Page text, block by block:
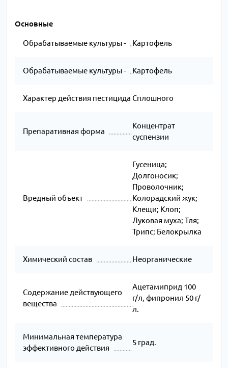
Основные
Обрабатываемые культуры - Картофель
Обрабатываемые культуры - Картофель
Характер действия пестицида Сплошного
Препаративная форма
Концентрат
суспензии
Вредный объект
Гусеница;
Долгоносик;
Проволочник;
Колорадский жук;
Клещи; Клоп;
Луковая муха; Тля;
Трипс; Белокрылка
Химический состав Неорганические
Содержание действующего
вещества
Ацетамиприд 100
г/л, фипронил 50 г/
л.
Минимальная температура
эффективного действия
5 град.